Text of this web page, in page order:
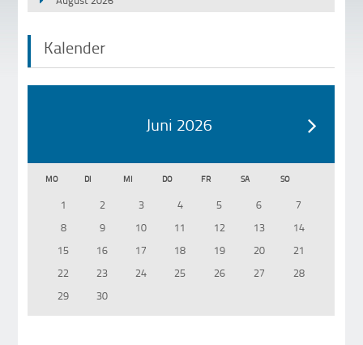
Kalender
Juni 2026
MO DI MI DO FR SA SO
1 2 3 4 5 6
7
8
9 10 11 12 13
14
15
16 17 18 19 20
21
22
23 24 25 26 27
28
29
30